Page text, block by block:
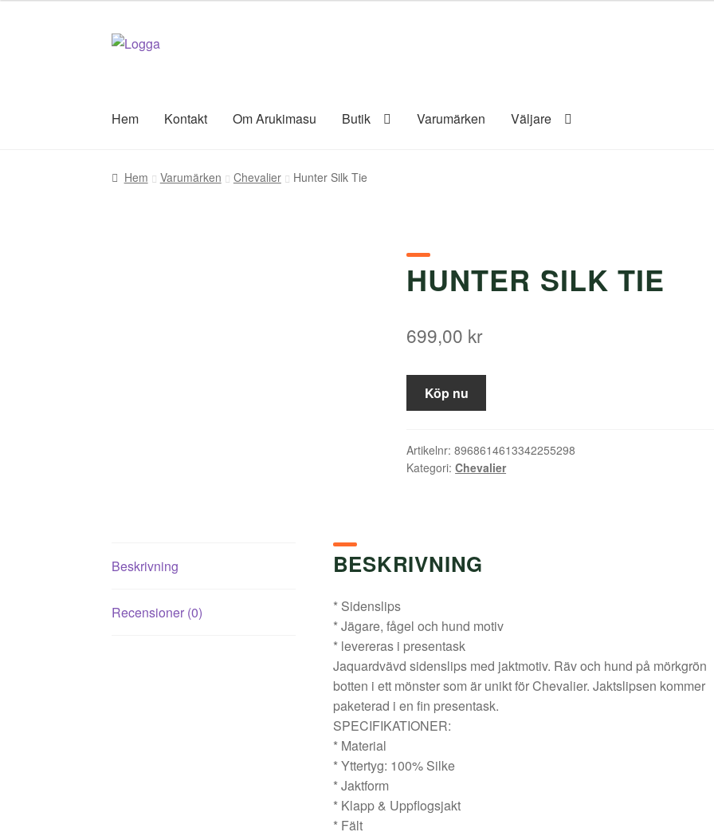
Hoppa
Hoppa
Hem Kontakt Om Arukimasu Butik Varumärken Väljare
Hem Varumärken Chevalier Hunter Silk Tie
HUNTER SILK TIE
699,00 kr
Köp nu
Artikelnr:8968614613342255298
Kategori:Chevalier
Beskrivning
Recensioner (0)
BESKRIVNING
* Sidenslips
* Jägare, fågel och hund motiv
* levereras i presentask
Jaquardvävd sidenslips med jaktmotiv. Räv och hund på mörkgrön
botten i ett mönster som är unikt för Chevalier. Jaktslipsen kommer
paketerad i en fin presentask.
SPECIFIKATIONER:
* Material
* Yttertyg: 100% Silke
* Jaktform
* Klapp & Uppflogsjakt
* Fält